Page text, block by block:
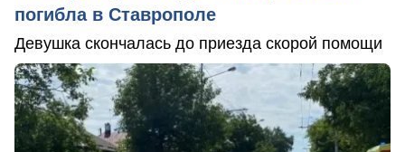
погибла в Ставрополе
Девушка скончалась до приезда скорой помощи